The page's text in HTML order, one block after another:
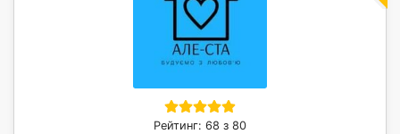
Рейтинг: 68 з 80